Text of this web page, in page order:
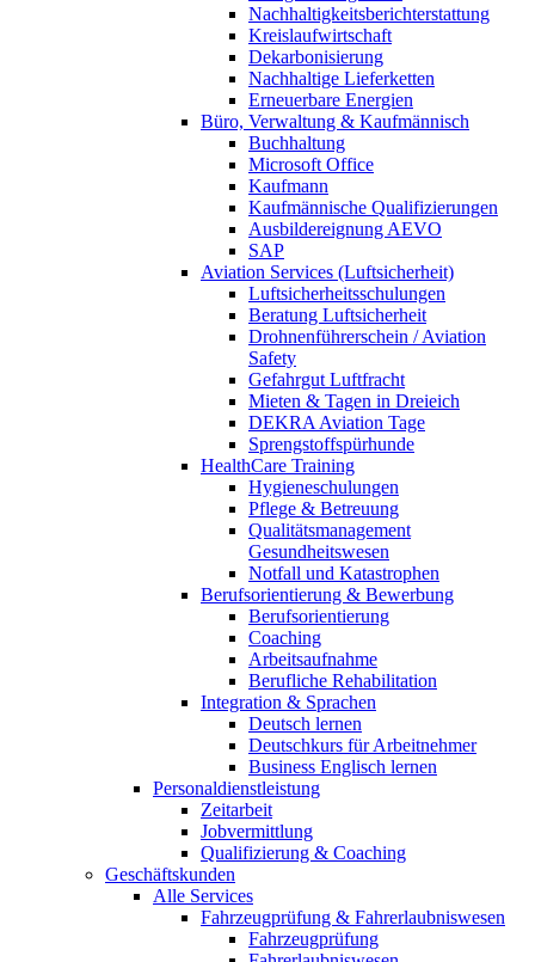
Nachhaltigkeitsberichterstattung
Kreislaufwirtschaft
Dekarbonisierung
Nachhaltige Lieferketten
Erneuerbare Energien
Büro, Verwaltung & Kaufmännisch
Buchhaltung
Microsoft Office
Kaufmann
Kaufmännische Qualifizierungen
Ausbildereignung AEVO
SAP
Aviation Services (Luftsicherheit)
Luftsicherheitsschulungen
Beratung Luftsicherheit
Drohnenführerschein / Aviation
Safety
Gefahrgut Luftfracht
Mieten & Tagen in Dreieich
DEKRA Aviation Tage
Sprengstoffspürhunde
HealthCare Training
Hygieneschulungen
Pflege & Betreuung
Qualitätsmanagement
Gesundheitswesen
Notfall und Katastrophen
Berufsorientierung & Bewerbung
Berufsorientierung
Coaching
Arbeitsaufnahme
Berufliche Rehabilitation
Integration & Sprachen
Deutsch lernen
Deutschkurs für Arbeitnehmer
Business Englisch lernen
Personaldienstleistung
Zeitarbeit
Jobvermittlung
Qualifizierung & Coaching
Geschäftskunden
Alle Services
Fahrzeugprüfung & Fahrerlaubniswesen
Fahrzeugprüfung